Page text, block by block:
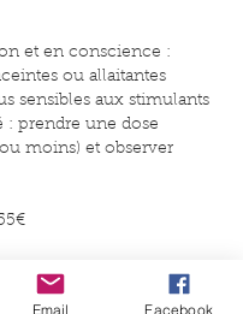
et en conscience :
ou allaitantes
sensibles aux stimulants
prendre une dose
moins) et observer
Email Facebook